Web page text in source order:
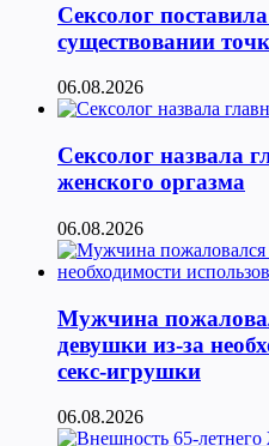
Сексолог
существовании
06.08.2026
Сексолог назвала
женского оргазма
06.08.2026
Мужчина
девушки из-за
секс-игрушки
06.08.2026